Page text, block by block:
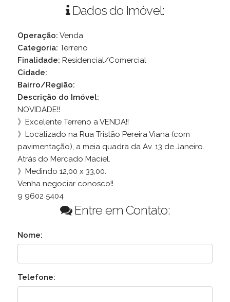
Dados do Imóvel:
Operação: Venda
Categoria: Terreno
Finalidade: Residencial/Comercial
Cidade:
Bairro/Região:
Descrição do Imóvel:
NOVIDADE!!
》Excelente Terreno a VENDA!!
》Localizado na Rua Tristão Pereira Viana (com
pavimentação), a meia quadra da Av. 13 de Janeiro.
Atrás do Mercado Maciel.
》Medindo 12,00 x 33,00.
Venha negociar conosco!!
9 9602 5404
Entre em Contato:
Nome:
Telefone: